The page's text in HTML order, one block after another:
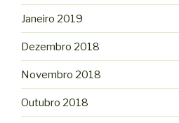
Janeiro 2019
Dezembro 2018
Novembro 2018
Outubro 2018